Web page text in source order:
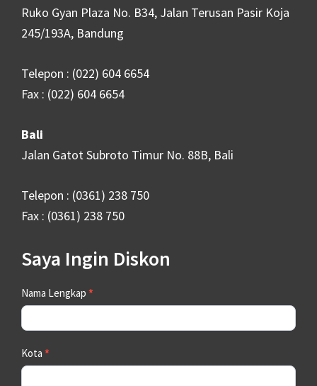
Ruko Gyan Plaza No. B34, Jalan Terusan Pasir Koja
245/193A, Bandung
Telepon : (022) 604 6654
Fax : (022) 604 6654
Bali
Jalan Gatot Subroto Timur No. 88B, Bali
Telepon : (0361) 238 750
Fax : (0361) 238 750
Saya Ingin Diskon
Contact
Us
Nama Lengkap *
Kota *